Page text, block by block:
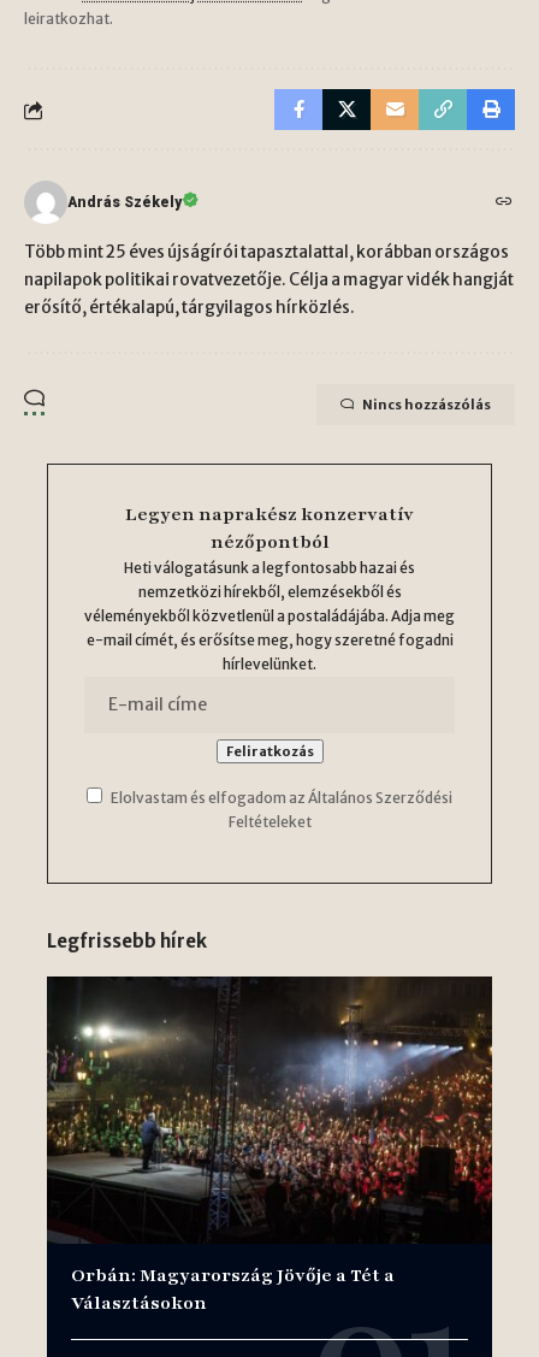
leiratkozhat.
András Székely
Több mint 25 éves újságírói tapasztalattal, korábban országos
napilapok politikai rovatvezetője. Célja a magyar vidék hangját
erősítő, értékalapú, tárgyilagos hírközlés.
Nincs hozzászólás
Legyen naprakész konzervatív
nézőpontból
Heti válogatásunk a legfontosabb hazai és
nemzetközi hírekből, elemzésekből és
véleményekből közvetlenül a postaládájába. Adja meg
e-mail címét, és erősítse meg, hogy szeretné fogadni
hírlevelünket.
Elolvastam és elfogadom az Általános Szerződési
Feltételeket
Legfrissebb hírek
Orbán: Magyarország Jövője a Tét a
Választásokon